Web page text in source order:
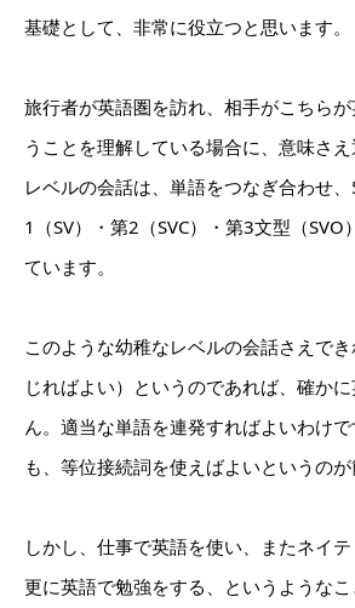
基礎として、非常に役立つと思います。
旅行者が英語圏を訪れ、相手がこちら
うことを理解している場合に、意味さ
レベルの会話は、単語をつなぎ合わせ
1（SV）・第2（SVC）・第3文型（
ています。
このような幼稚なレベルの会話さえで
じればよい）というのであれば、確か
ん。適当な単語を連発すればよいわけ
も、等位接続詞を使えばよいというのが
しかし、仕事で英語を使い、またネイテ
更に英語で勉強をする、というようなこ